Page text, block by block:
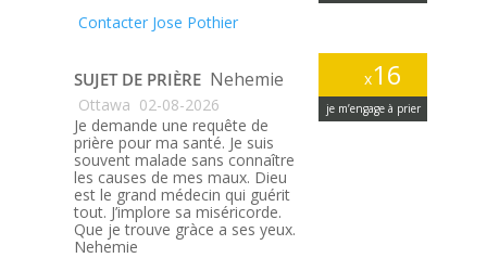
Contacter Jose Pothier
x16
je m’engage à prier
SUJET DE PRIÈRE Nehemie
Ottawa 02-08-2026
Je demande une requête de
prière pour ma santé. Je suis
souvent malade sans connaître
les causes de mes maux. Dieu
est le grand médecin qui guérit
tout. J’implore sa miséricorde.
Que je trouve gràce a ses yeux.
Nehemie